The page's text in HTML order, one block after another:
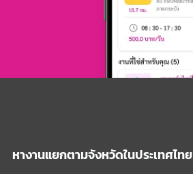
หางานแยกตามจังหวัดในประเทศไทย